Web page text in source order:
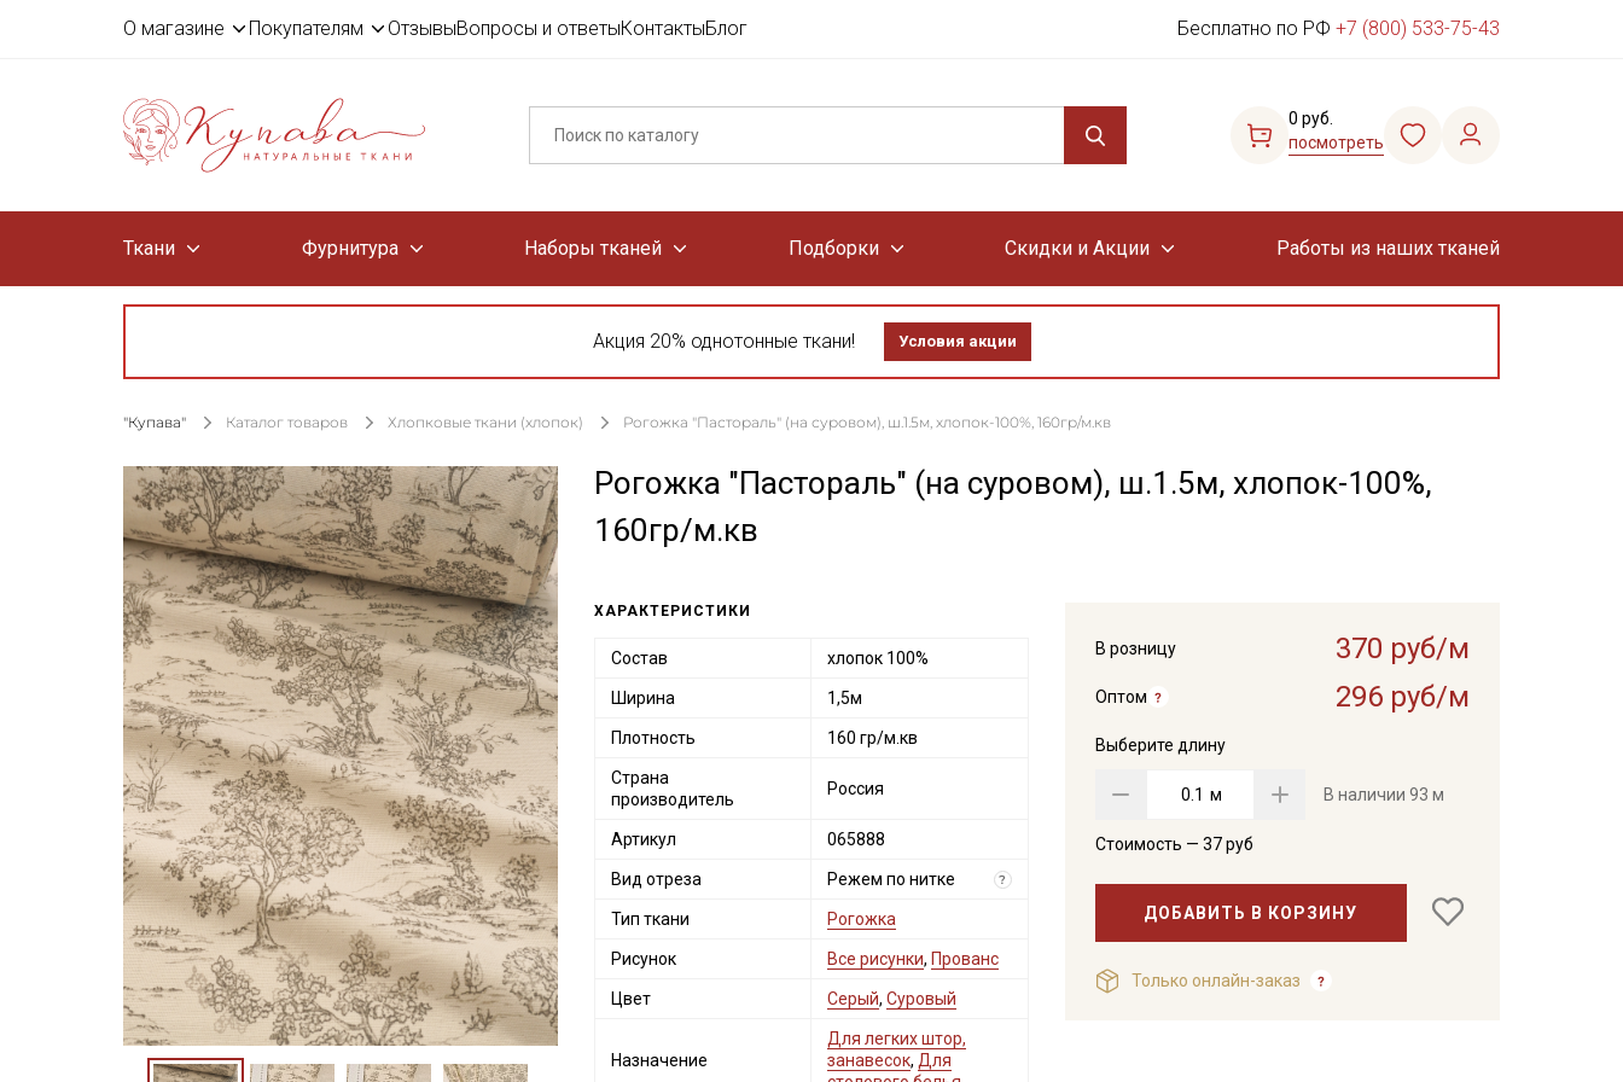
О магазине Покупателям ОтзывыВопросы и ответыКонтактыБлог Бесплатно по РФ +7 (800) 533-75-43
0 руб.
посмотреть
Ткани Фурнитура Наборы тканей Подборки Скидки и Акции Работы из наших тканей
Акция 20% однотонные ткани! Условия акции
"Купава" Каталог товаров Хлопковые ткани (хлопок) Рогожка "Пастораль" (на суровом), ш.1.5м, хлопок-100%, 160гр/м.кв
Рогожка "Пастораль" (на суровом), ш.1.5м, хлопок-100%,
160гр/м.кв
В розницу 370 руб/м
Оптом 296 руб/м
Выберите длину
м В наличии 93 м
Стоимость — 37руб
ДОБАВИТЬ В КОРЗИНУ
Только онлайн-заказ
ХАРАКТЕРИСТИКИ
Состав хлопок 100%
Ширина 1,5м
Плотность 160 гр/м.кв
Страна
производитель
Россия
Артикул 065888
Вид отреза Режем по нитке ?
Тип ткани Рогожка
Рисунок Все рисунки, Прованс
Цвет Серый, Суровый
Назначение
Для легких штор,
занавесок, Для